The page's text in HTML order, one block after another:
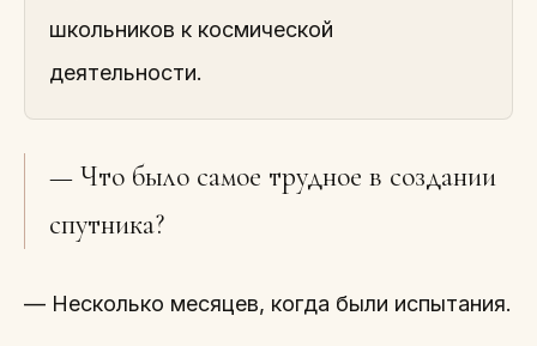
школьников к космической
деятельности.
— Что было самое трудное в создании
спутника?
— Несколько месяцев, когда были испытания.